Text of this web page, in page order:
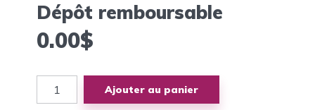
Dépôt remboursable
0.00$
quantité
Dépôt
Ajouter au panier